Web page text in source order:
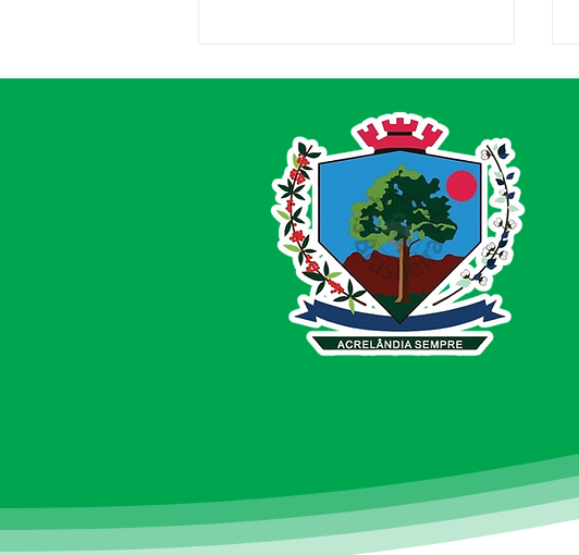
Parabéns, Acre! 64 anos de
conquistas e esperança